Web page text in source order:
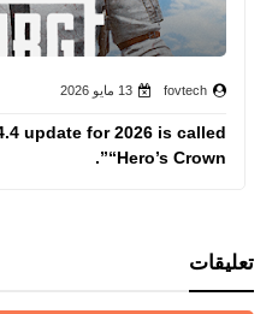
fovtech 13 مايو 2026
update for 2026 is called
“Hero’s Crown”.
تعليقات